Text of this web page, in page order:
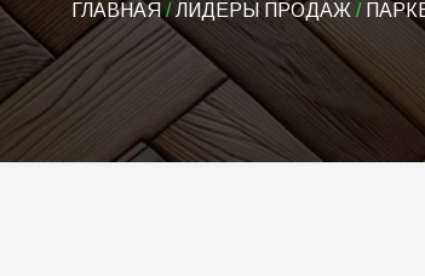
ГЛАВНАЯ/ЛИДЕРЫ ПРОДАЖ /